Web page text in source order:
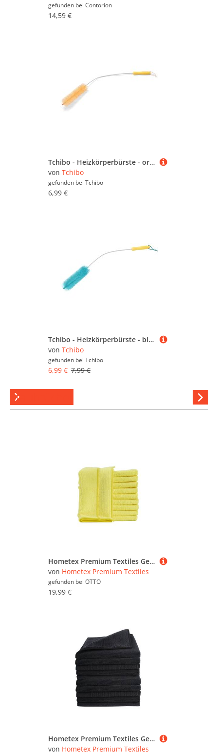
gefunden bei Contorion
14,59 €
Tchibo - Heizkörperbürste - orange
von Tchibo
gefunden bei Tchibo
6,99 €
Tchibo - Heizkörperbürste - blau
von Tchibo
gefunden bei Tchibo
6,99 € 7,99 €
Staubtücher
Hometex Premium Textiles Geschirrtuch Mikrofaser Putztuch, Staubtuch Reinigungstuch 40 x 40 cm, (10-tlg), Ideal für Autopflege, Küche und Barista
von Hometex Premium Textiles
gefunden bei OTTO
19,99 €
Hometex Premium Textiles Geschirrtuch Mikrofaser Putztuch, Staubtuch Reinigungstuch 40 x 40 cm, (10-tlg), Ideal für Autopflege, Küche und Barista
von Hometex Premium Textiles